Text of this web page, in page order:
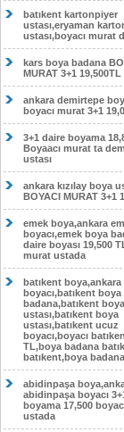
batıkent kartonpiyer
ustası,eryaman
ustası,boyacı murat
kars boya badana
MURAT 3+1 19,500TL
ankara demirtepe
boyacı murat 3+1
3+1 daire boyama
Boyaacı murat ta
ustası
ankara kızılay boya
BOYACI MURAT 3+1
emek boya,ankara
boyacı,emek boya
daire boyası 19,500
murat ustada
batıkent boya,ankara
boyacı,batıkent boya
badana,batıkent
ustası,batıkent boya
ustası,batıkent ucuz
boyacı,boyacı
TL,boya badana
batıkent,boya
abidinpaşa
abidinpaşa boyacı
boyama 17,500
ustada